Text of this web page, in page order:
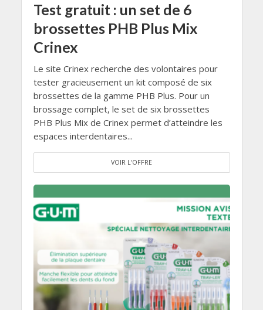
Test gratuit : un set de 6
brossettes PHB Plus Mix
Crinex
Le site Crinex recherche des volontaires pour
tester gracieusement un kit composé de six
brossettes de la gamme PHB Plus. Pour un
brossage complet, le set de six brossettes
PHB Plus Mix de Crinex permet d’atteindre les
espaces interdentaires...
VOIR L'OFFRE